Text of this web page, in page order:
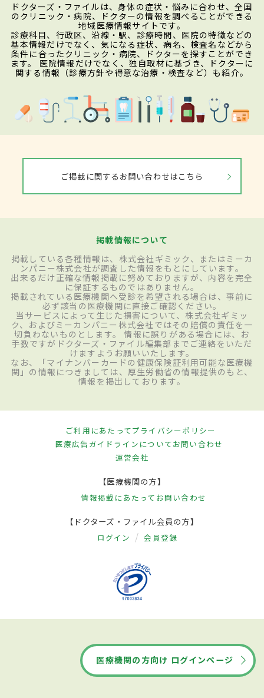
ドクターズ・ファイルは、身体の症状・悩みに合わせ、全国
のクリニック・病院、ドクターの情報を調べることができる
地域医療情報サイトです。
診療科目、行政区、沿線・駅、診療時間、医院の特徴などの
基本情報だけでなく、気になる症状、病名、検査名などから
条件に合ったクリニック・病院、ドクターを探すことができ
ます。 医院情報だけでなく、独自取材に基づき、ドクターに
関する情報（診療方針や得意な治療・検査など）も紹介。
ご掲載に関するお問い合わせはこちら
掲載情報について
掲載している各種情報は、株式会社ギミック、またはミーカ
ンパニー株式会社が調査した情報をもとにしています。
出来るだけ正確な情報掲載に努めておりますが、内容を完全
に保証するものではありません。
掲載されている医療機関へ受診を希望される場合は、事前に
必ず該当の医療機関に直接ご確認ください。
当サービスによって生じた損害について、株式会社ギミッ
ク、およびミーカンパニー株式会社ではその賠償の責任を一
切負わないものとします。 情報に誤りがある場合には、お
手数ですがドクターズ・ファイル編集部までご連絡をいただ
けますようお願いいたします。
なお、「マイナンバーカードの健康保険証利用可能な医療機
関」の情報につきましては、厚生労働省の情報提供のもと、
情報を掲出しております。
ご利用にあたってプライバシーポリシー
医療広告ガイドラインについてお問い合わせ
運営会社
【医療機関の方】
情報掲載にあたって お問い合わせ
【ドクターズ・ファイル会員の方】
ログイン 会員登録
医療機関の方向け ログインページ